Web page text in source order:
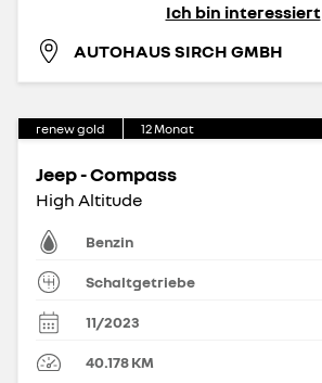
Ich bin interessiert
AUTOHAUS SIRCH GMBH
renew gold 12Monat
Jeep - Compass
High Altitude
Benzin
Schaltgetriebe
11/2023
40.178KM